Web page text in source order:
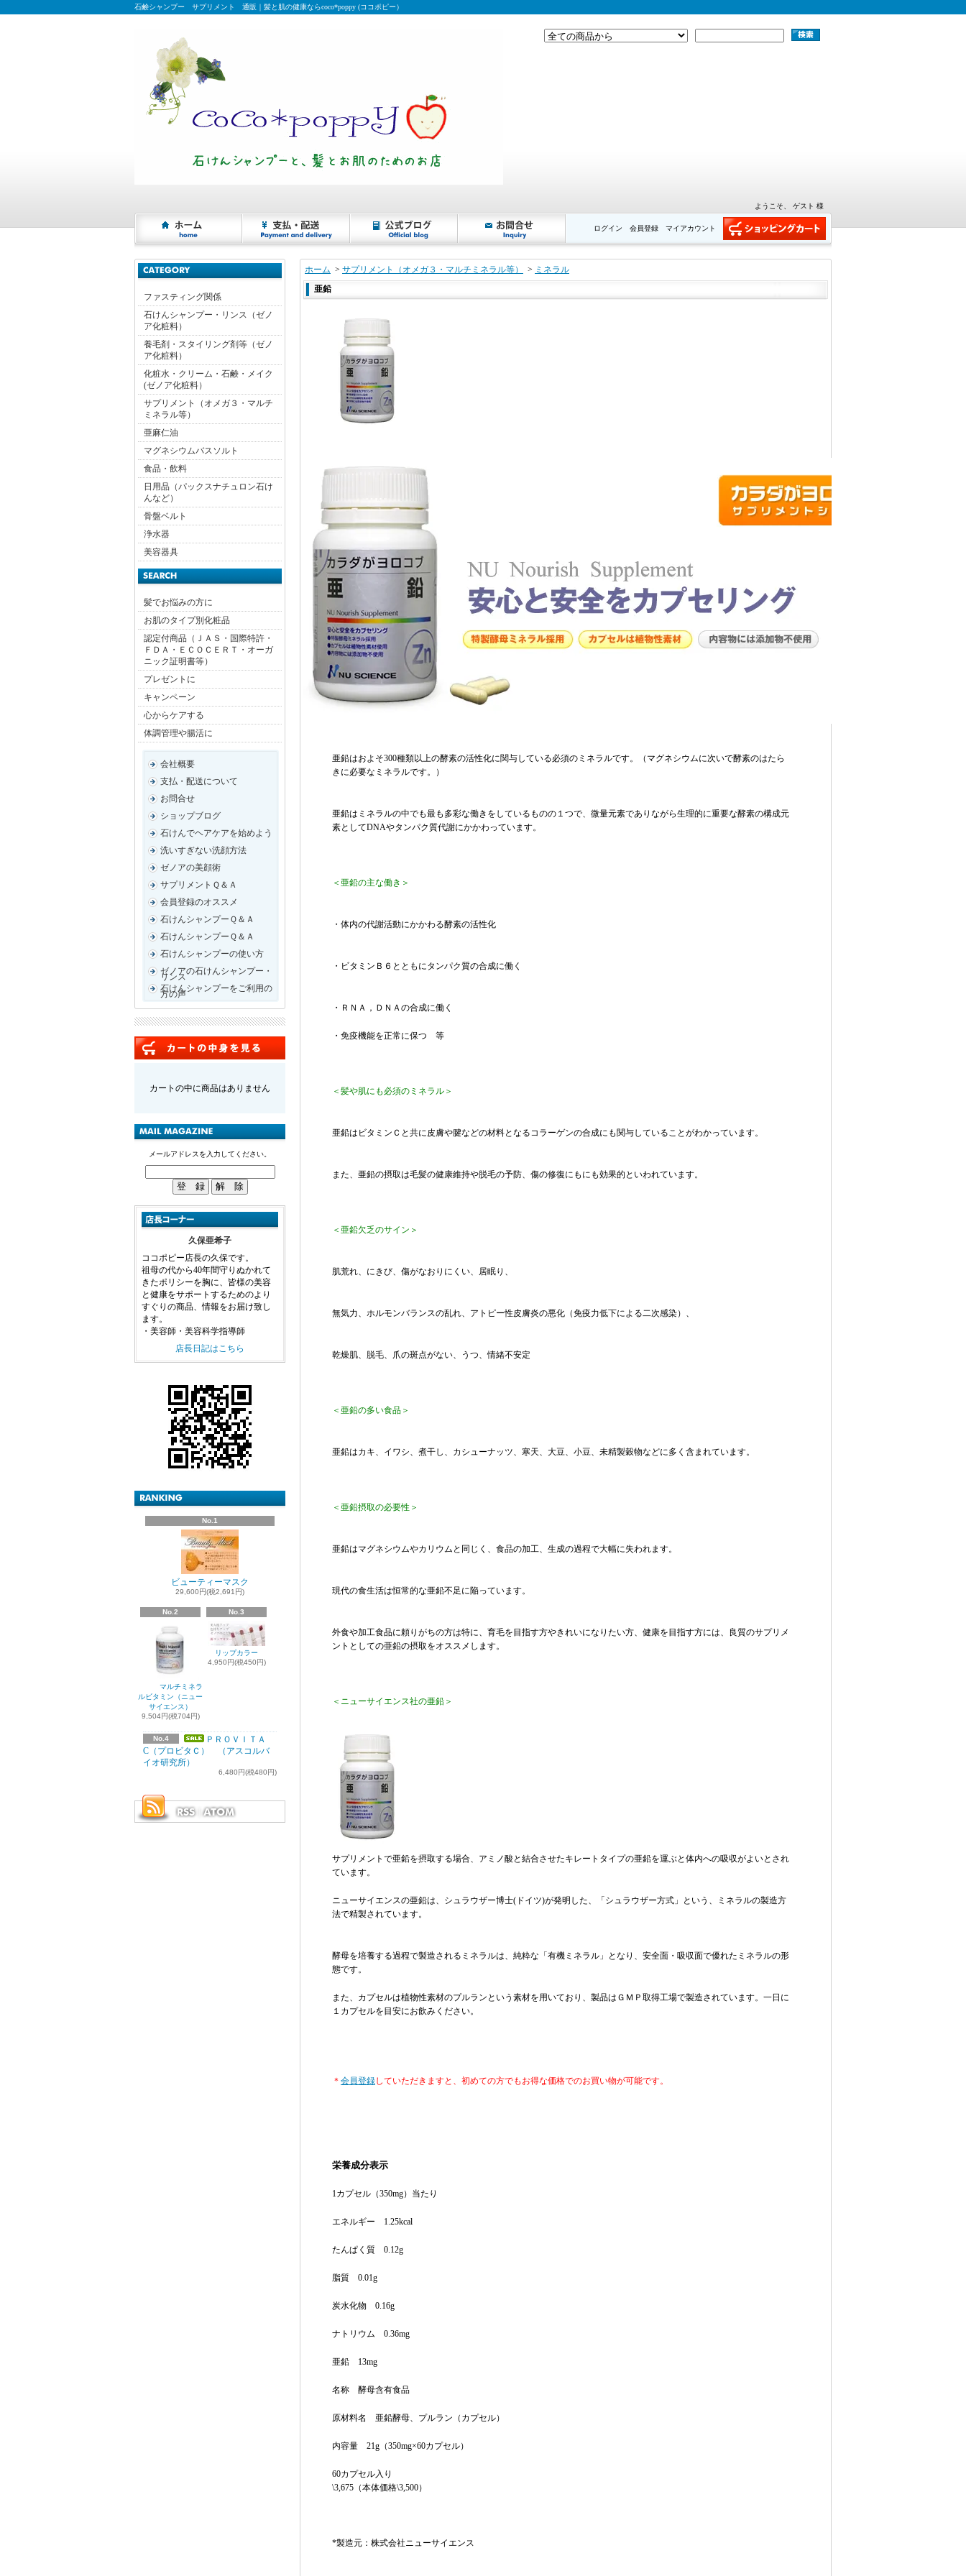
石鹸シャンプー サプリメント 通販｜髪と肌の健康ならcoco*poppy (ココポピー）
ようこそ、 ゲスト 様
マイアカウント
会員登録
ログイン
ファスティング関係
石けんシャンプー・リンス（ゼノ
ア化粧料）
養毛剤・スタイリング剤等（ゼノ
ア化粧料）
化粧水・クリーム・石鹸・メイク
(ゼノア化粧料）
サプリメント（オメガ３・マルチ
ミネラル等）
亜麻仁油
マグネシウムバスソルト
食品・飲料
日用品（パックスナチュロン石け
んなど）
骨盤ベルト
浄水器
美容器具
髪でお悩みの方に
お肌のタイプ別化粧品
認定付商品（ＪＡＳ・国際特許・
ＦＤＡ・ＥＣＯＣＥＲＴ・オーガ
ニック証明書等）
プレゼントに
キャンペーン
心からケアする
体調管理や腸活に
会社概要
支払・配送について
お問合せ
ショップブログ
石けんでヘアケアを始めよう
洗いすぎない洗顔方法
ゼノアの美顔術
サプリメントＱ＆Ａ
会員登録のオススメ
石けんシャンプーＱ＆Ａ
石けんシャンプーＱ＆Ａ
石けんシャンプーの使い方
ゼノアの石けんシャンプー・
リンス
石けんシャンプーをご利用の
方の声
カートの中に商品はありません
メールアドレスを入力してください。
久保亜希子
ココポピー店長の久保です。
祖母の代から40年間守りぬかれて
きたポリシーを胸に、皆様の美容
と健康をサポートするためのより
すぐりの商品、情報をお届け致し
ます。
・美容師・美容科学指導師
店長日記はこちら
No.1
ビューティーマスク
29,600円(税2,691円)
No.2
マルチミネラ
ルビタミン（ニュー
サイエンス）
9,504円(税704円)
No.3
リップカラー
4,950円(税450円)
No.4
ＰＲＯＶＩＴＡ
C（プロビタＣ） （アスコルバ
イオ研究所）
6,480円(税480円)
ホーム > サプリメント（オメガ３・マルチミネラル等） > ミネラル
亜鉛
亜鉛はおよそ300種類以上の酵素の活性化に関与している必須のミネラルです。（マグネシウムに次いで酵素のはたら
きに必要なミネラルです。）
亜鉛はミネラルの中でも最も多彩な働きをしているものの１つで、微量元素でありながら生理的に重要な酵素の構成元
素としてDNAやタンパク質代謝にかかわっています。
＜亜鉛の主な働き＞
・体内の代謝活動にかかわる酵素の活性化
・ビタミンＢ６とともにタンパク質の合成に働く
・ＲＮＡ，ＤＮＡの合成に働く
・免疫機能を正常に保つ 等
＜髪や肌にも必須のミネラル＞
亜鉛はビタミンＣと共に皮膚や腱などの材料となるコラーゲンの合成にも関与していることがわかっています。
また、亜鉛の摂取は毛髪の健康維持や脱毛の予防、傷の修復にもにも効果的といわれています。
＜亜鉛欠乏のサイン＞
肌荒れ、にきび、傷がなおりにくい、居眠り、
無気力、ホルモンバランスの乱れ、アトピー性皮膚炎の悪化（免疫力低下による二次感染）、
乾燥肌、脱毛、爪の斑点がない、うつ、情緒不安定
＜亜鉛の多い食品＞
亜鉛はカキ、イワシ、煮干し、カシューナッツ、寒天、大豆、小豆、未精製穀物などに多く含まれています。
＜亜鉛摂取の必要性＞
亜鉛はマグネシウムやカリウムと同じく、食品の加工、生成の過程で大幅に失われます。
現代の食生活は恒常的な亜鉛不足に陥っています。
外食や加工食品に頼りがちの方は特に、育毛を目指す方やきれいになりたい方、健康を目指す方には、良質のサプリメ
ントとしての亜鉛の摂取をオススメします。
＜ニューサイエンス社の亜鉛＞
サプリメントで亜鉛を摂取する場合、アミノ酸と結合させたキレートタイプの亜鉛を運ぶと体内への吸収がよいとされ
ています。
ニューサイエンスの亜鉛は、シュラウザー博士(ドイツ)が発明した、「シュラウザー方式」という、ミネラルの製造方
法で精製されています。
酵母を培養する過程で製造されるミネラルは、純粋な「有機ミネラル」となり、安全面・吸収面で優れたミネラルの形
態です。
また、カプセルは植物性素材のプルランという素材を用いており、製品はＧＭＰ取得工場で製造されています。一日に
１カプセルを目安にお飲みください。
＊ 会員登録していただきますと、初めての方でもお得な価格でのお買い物が可能です。
栄養成分表示
1カプセル（350mg）当たり
エネルギー 1.25kcal
たんぱく質 0.12g
脂質 0.01g
炭水化物 0.16g
ナトリウム 0.36mg
亜鉛 13mg
名称 酵母含有食品
原材料名 亜鉛酵母、プルラン（カプセル）
内容量 21g（350mg×60カプセル）
60カプセル入り
\3,675（本体価格\3,500）
*製造元：株式会社ニューサイエンス